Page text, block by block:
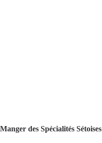
Manger des Spécialités Sétoises